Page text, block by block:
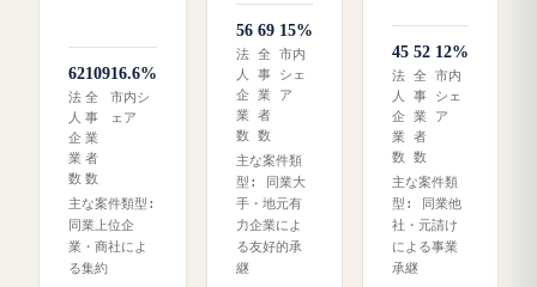
62
法
人
企
業
数
109
全
事
業
者
数
16.6%
市内シ
ェア
主な案件類型:
同業上位企
業・商社によ
る集約
56
法
人
企
業
数
69
全
事
業
者
数
15%
市内
シェ
ア
主な案件類
型: 同業大
手・地元有
力企業によ
る友好的承
継
45
法
人
企
業
数
52
全
事
業
者
数
12%
市内
シェ
ア
主な案件類
型: 同業他
社・元請け
による事業
承継